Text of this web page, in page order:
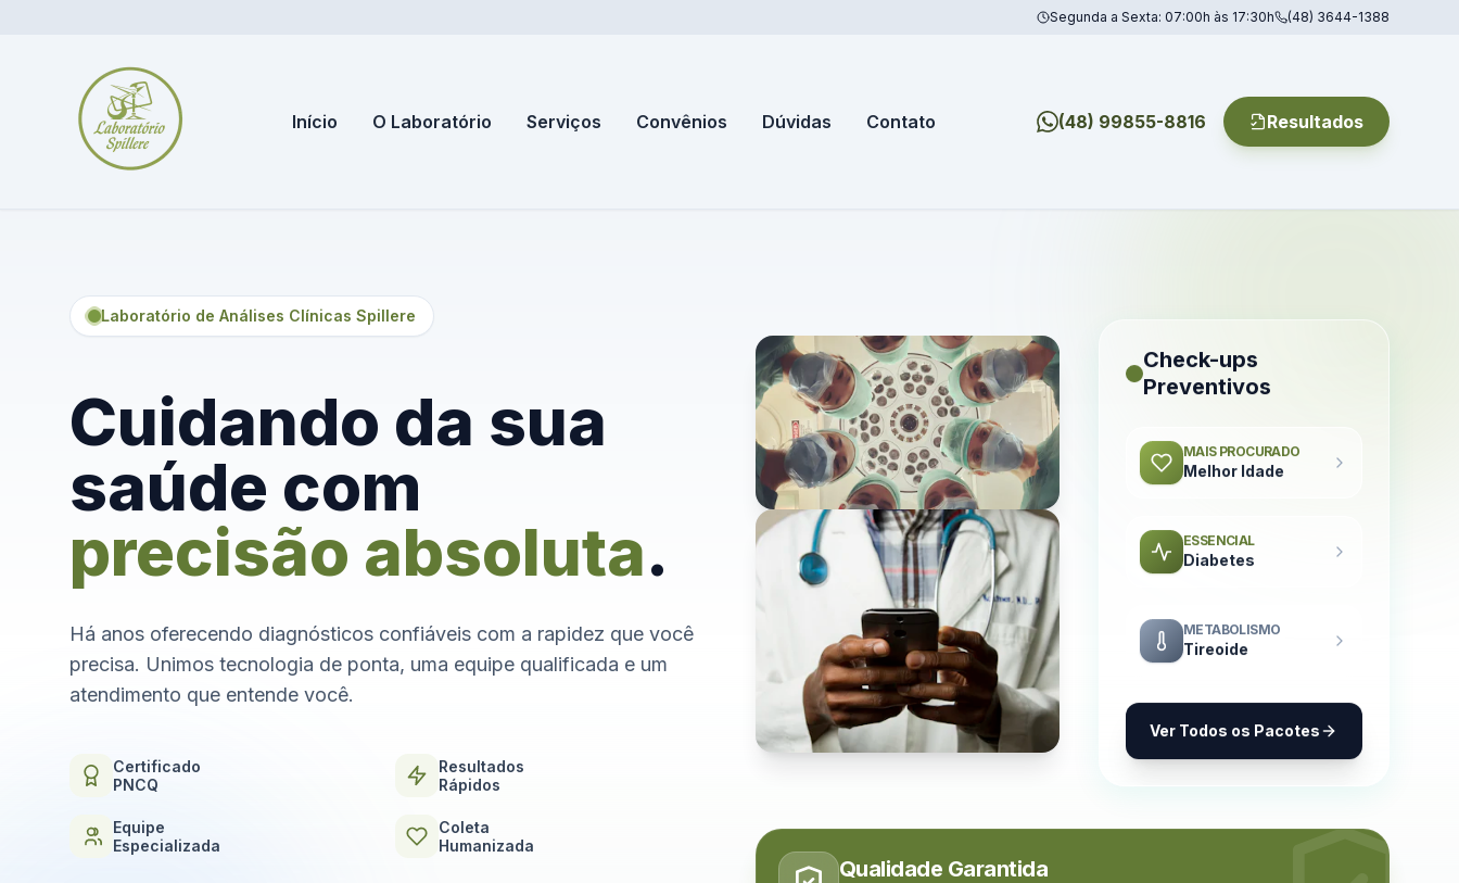
Segunda a Sexta: 07:00h às 17:30h (48) 3644-1388
Início O Laboratório Serviços Convênios Dúvidas Contato (48) 99855-8816 Resultados
Laboratório de Análises Clínicas Spillere
Cuidando da sua
saúde com
precisão absoluta.
Há anos oferecendo diagnósticos confiáveis com a rapidez que você
precisa. Unimos tecnologia de ponta, uma equipe qualificada e um
atendimento que entende você.
Certificado
PNCQ
Resultados
Rápidos
Equipe
Especializada
Coleta
Humanizada
Check-ups
Preventivos
MAIS PROCURADO
Melhor Idade
ESSENCIAL
Diabetes
METABOLISMO
Tireoide
Ver Todos os Pacotes
Qualidade Garantida